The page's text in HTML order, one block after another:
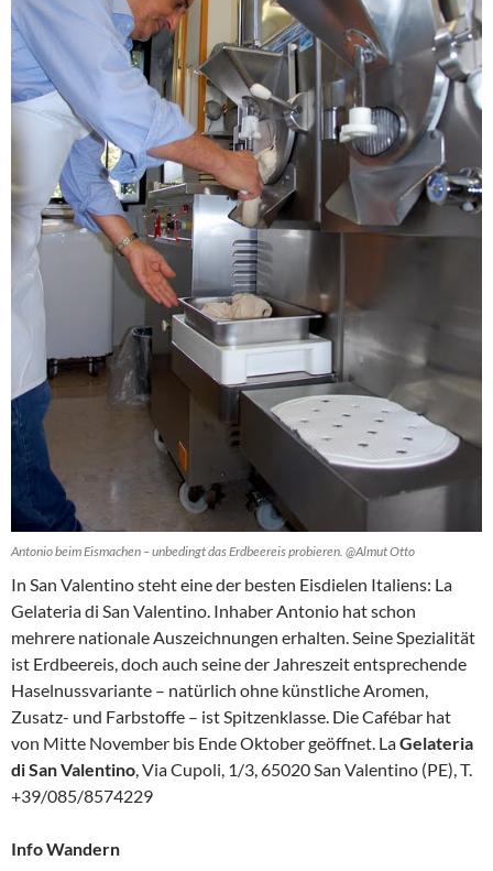
Antonio beim Eismachen – unbedingt das Erdbeereis probieren. @Almut Otto
In San Valentino steht eine der besten Eisdielen Italiens: La
Gelateria di San Valentino. Inhaber Antonio hat schon
mehrere nationale Auszeichnungen erhalten. Seine Spezialität
ist Erdbeereis, doch auch seine der Jahreszeit entsprechende
Haselnussvariante – natürlich ohne künstliche Aromen,
Zusatz- und Farbstoffe – ist Spitzenklasse. Die Cafébar hat
von Mitte November bis Ende Oktober geöffnet. LaGelateria
di San Valentino, Via Cupoli, 1/3, 65020 San Valentino (PE), T.
+39/085/8574229
Info Wandern